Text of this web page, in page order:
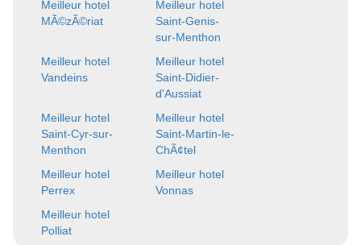
Meilleur hotel
MÃ©zÃ©riat
Meilleur hotel
Saint-Genis-
sur-Menthon
Meilleur hotel
Vandeins
Meilleur hotel
Saint-Didier-
d'Aussiat
Meilleur hotel
Saint-Cyr-sur-
Menthon
Meilleur hotel
Saint-Martin-le-
ChÃ¢tel
Meilleur hotel
Perrex
Meilleur hotel
Vonnas
Meilleur hotel
Polliat